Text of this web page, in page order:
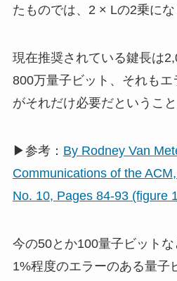
たものでは、2 × Lの2乗にな
現在推奨されている鍵長は
800万量子ビット、それもエ
がそれだけ必要だということ
▶参考： By Rodney Van
Communications of the
No. 10, Pages 84-93 (figure
今の50とか100量子ビットな
1%程度のエラーのある量子